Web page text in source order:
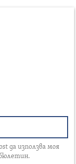
да използва моя